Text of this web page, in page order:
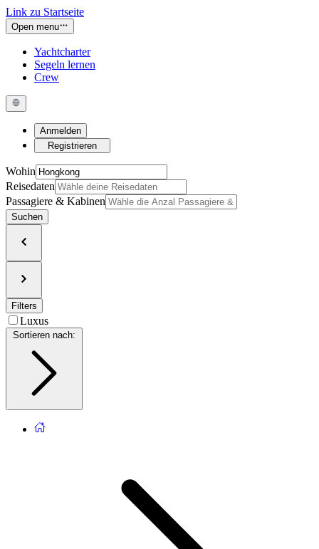
Link zu Startseite
Open menu
Yachtcharter
Segeln lernen
Crew
Anmelden
Registrieren
Wohin
Reisedaten
Passagiere & Kabinen
Suchen
Filters
Luxus
Sortieren nach